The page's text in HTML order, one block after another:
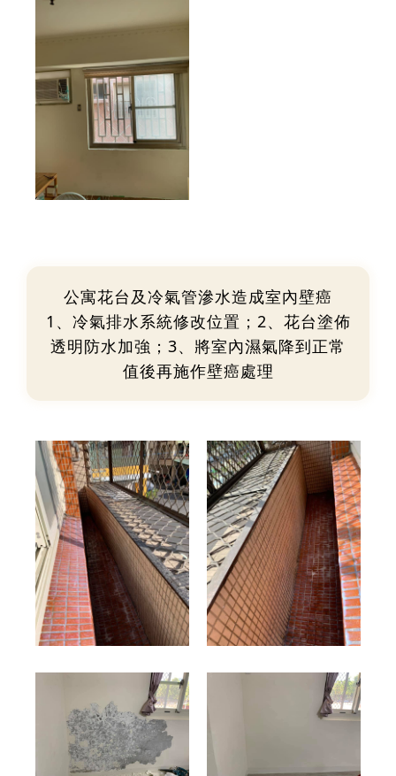
公寓花台及冷氣管滲水造成室內壁癌
1、冷氣排水系統修改位置；2、花台塗佈
透明防水加強；3、將室內濕氣降到正常
值後再施作壁癌處理